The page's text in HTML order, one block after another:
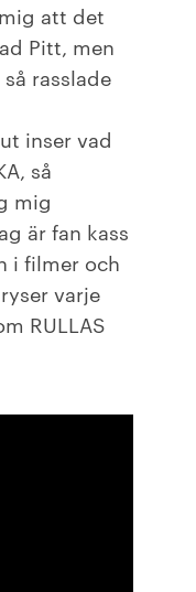
att det
Pitt, men
rasslade
inser vad
så
mig
är fan kass
i filmer och
ryser varje
RULLAS